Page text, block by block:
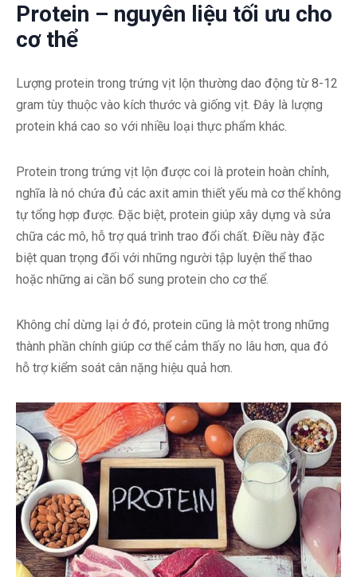
Protein – nguyên liệu tối ưu cho
cơ thể
Lượng protein trong trứng vịt lộn thường dao động từ 8-12
gram tùy thuộc vào kích thước và giống vịt. Đây là lượng
protein khá cao so với nhiều loại thực phẩm khác.
Protein trong trứng vịt lộn được coi là protein hoàn chỉnh,
nghĩa là nó chứa đủ các axit amin thiết yếu mà cơ thể không
tự tổng hợp được. Đặc biệt, protein giúp xây dựng và sửa
chữa các mô, hỗ trợ quá trình trao đổi chất. Điều này đặc
biệt quan trọng đối với những người tập luyện thể thao
hoặc những ai cần bổ sung protein cho cơ thể.
Không chỉ dừng lại ở đó, protein cũng là một trong những
thành phần chính giúp cơ thể cảm thấy no lâu hơn, qua đó
hỗ trợ kiểm soát cân nặng hiệu quả hơn.